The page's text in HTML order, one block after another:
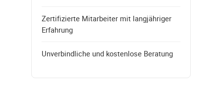
Zertifizierte Mitarbeiter mit langjähriger
Erfahrung
Unverbindliche und kostenlose Beratung